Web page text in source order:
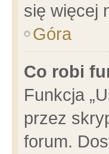
się więcej
Góra
Co robi
Funkcja
przez
forum.